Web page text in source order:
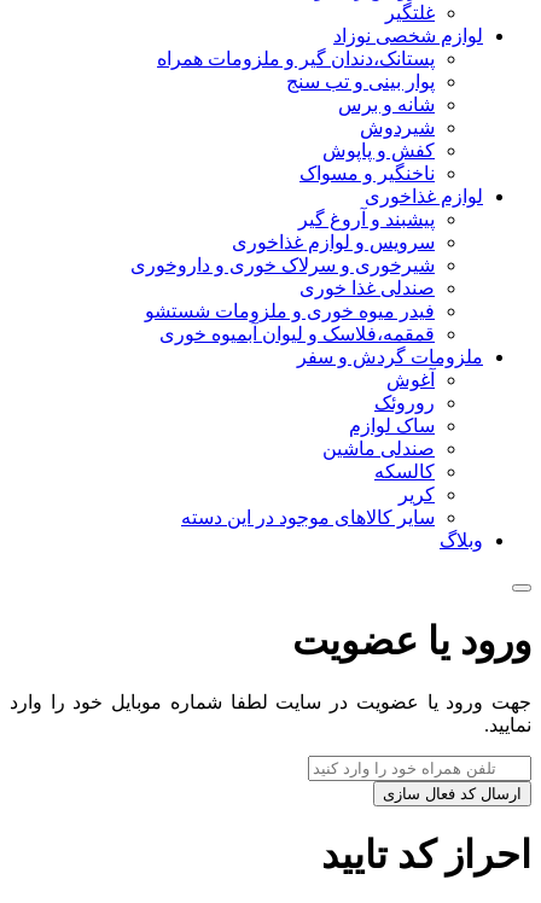
غلتگیر
لوازم شخصی نوزاد
پستانک،دندان گیر و ملزومات همراه
پوار بینی و تب سنج
شانه و برس
شیردوش
کفش و پاپوش
ناخنگیر و مسواک
لوازم غذاخوری
پیشبند و آروغ گیر
سرویس و لوازم غذاخوری
شیرخوری و سرلاک خوری و داروخوری
صندلی غذا خوری
فیدر میوه خوری و ملزومات شستشو
قمقمه،فلاسک و لیوان آبمیوه خوری
ملزومات گردش و سفر
آغوش
روروئک
ساک لوازم
صندلی ماشین
کالسکه
کریر
سایر کالاهای موجود در این دسته
وبلاگ
ورود یا عضویت
جهت ورود یا عضویت در سایت لطفا شماره موبایل خود را وارد
نمایید.
ارسال کد فعال سازی
احراز کد تایید